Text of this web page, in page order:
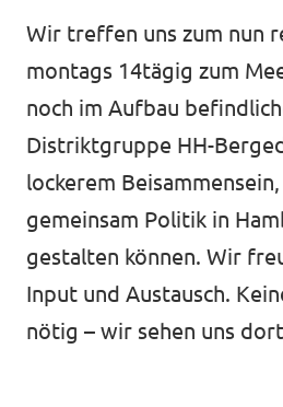
Wahlprüfsteine
Jetzt mitmachen!
Transparenz
Datenschutz
Wir treffen uns zum nun
montags 14tägig zum
noch im Aufbau
Distriktgruppe HH-
lockerem
gemeinsam Politik in
gestalten können. Wir
Input und Austausch.
nötig – wir sehen uns